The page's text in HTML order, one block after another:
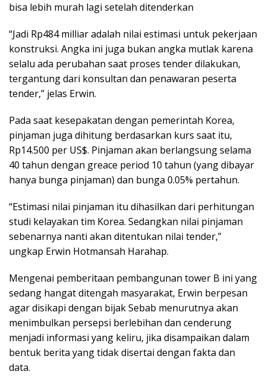
bisa lebih murah lagi setelah ditenderkan
“Jadi Rp484 milliar adalah nilai estimasi untuk pekerjaan
konstruksi. Angka ini juga bukan angka mutlak karena
selalu ada perubahan saat proses tender dilakukan,
tergantung dari konsultan dan penawaran peserta
tender,” jelas Erwin.
Pada saat kesepakatan dengan pemerintah Korea,
pinjaman juga dihitung berdasarkan kurs saat itu,
Rp14.500 per US$. Pinjaman akan berlangsung selama
40 tahun dengan greace period 10 tahun (yang dibayar
hanya bunga pinjaman) dan bunga 0.05% pertahun.
“Estimasi nilai pinjaman itu dihasilkan dari perhitungan
studi kelayakan tim Korea. Sedangkan nilai pinjaman
sebenarnya nanti akan ditentukan nilai tender,”
ungkap Erwin Hotmansah Harahap.
Mengenai pemberitaan pembangunan tower B ini yang
sedang hangat ditengah masyarakat, Erwin berpesan
agar disikapi dengan bijak Sebab menurutnya akan
menimbulkan persepsi berlebihan dan cenderung
menjadi informasi yang keliru, jika disampaikan dalam
bentuk berita yang tidak disertai dengan fakta dan
data.